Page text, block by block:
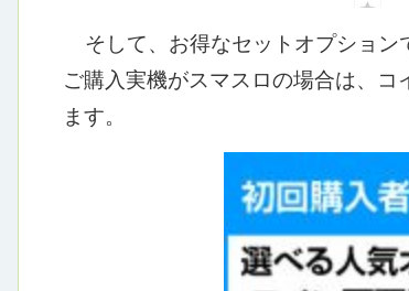
そして、お得なセットオプション
ご購入実機がスマスロの場合は、
ます。